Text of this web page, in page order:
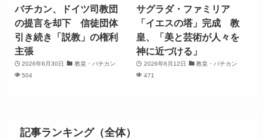
バチカン、ドイツ司教団
の提言を却下 信徒団体
引き続き「説教」の権利
主張
2026年6月30日
教皇・バチカン
504
サグラダ・ファミリア
「イエスの塔」完成 教
皇、「美と芸術が人々を
神に近づける」
2026年6月12日
教皇・バチカン
471
記事ランキング（全体）